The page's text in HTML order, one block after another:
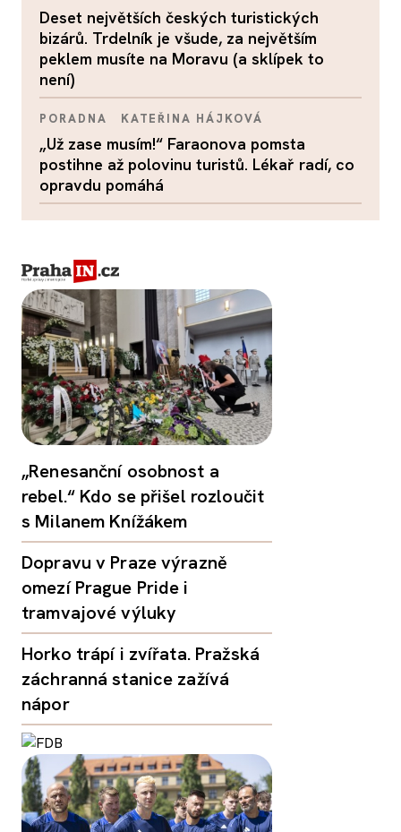
Deset největších českých turistických
bizárů. Trdelník je všude, za největším
peklem musíte na Moravu (a sklípek to
není)
PORADNA KATEŘINA HÁJKOVÁ
„Už zase musím!“ Faraonova pomsta
postihne až polovinu turistů. Lékař radí, co
opravdu pomáhá
„Renesanční osobnost a
rebel.“ Kdo se přišel rozloučit
s Milanem Knížákem
Dopravu v Praze výrazně
omezí Prague Pride i
tramvajové výluky
Horko trápí i zvířata. Pražská
záchranná stanice zažívá
nápor